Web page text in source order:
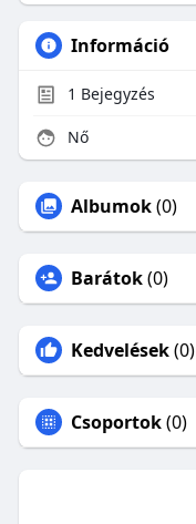
Információ
1 Bejegyzés
Nő
Albumok(0)
Barátok(0)
Kedvelések(0)
Csoportok(0)